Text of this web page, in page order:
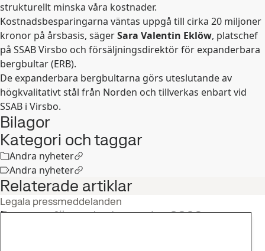
strukturellt minska våra kostnader.
Kostnadsbesparingarna väntas uppgå till cirka 20 miljoner
kronor på årsbasis, sägerSara Valentin Eklöw, platschef
på SSAB Virsbo och försäljningsdirektör för expanderbara
bergbultar (ERB).
De expanderbara bergbultarna görs uteslutande av
högkvalitativt stål från Norden och tillverkas enbart vid
SSAB i Virsbo.
Bilagor
Kategori och taggar
Andra nyheter
Andra nyheter
Relaterade artiklar
Legala pressmeddelanden
Rapport för andra kvartalet 2026